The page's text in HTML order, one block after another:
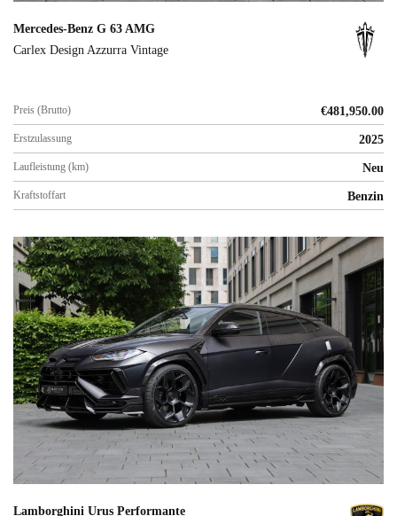
Mercedes-Benz G 63 AMG
Carlex Design Azzurra Vintage
Preis (Brutto) €481,950.00
Erstzulassung 2025
Laufleistung (km) Neu
Kraftstoffart Benzin
Lamborghini Urus Performante